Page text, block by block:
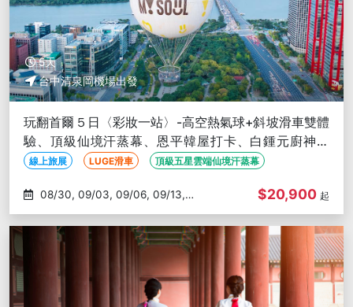
5天
台中清泉岡機場出發
玩翻首爾５日〈彩妝一站〉-高空熱氣球+斜坡滑車雙體
驗、頂級仙境汗蒸幕、恩平韓屋打卡、白鍾元廚神饗
宴-台中出發
線上旅展 LUGE滑車 頂級五星雲端仙境汗蒸幕
09/17
$20,900 起